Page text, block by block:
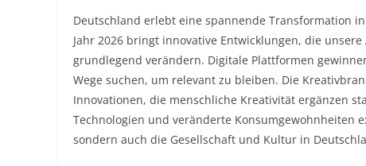
Deutschland erlebt eine spannende Transformation
Jahr 2026 bringt innovative Entwicklungen, die
grundlegend verändern. Digitale Plattformen
Wege suchen, um relevant zu bleiben. Die
Innovationen, die menschliche Kreativität ergänzen
Technologien und veränderte Konsumgewohnheiten
sondern auch die Gesellschaft und Kultur in